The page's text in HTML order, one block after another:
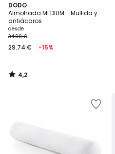
DODO
Almohada MEDIUM - Mullida y
antiácaros
desde
34.99 €
29.74 € -15%
4,2
/ 5
4,2
/